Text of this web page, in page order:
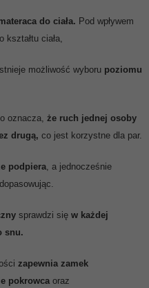
do ciała. Pod wpływem
ciała,
możliwość wyboru poziomu
oznacza, że ruch jednej osoby
drugą, co jest korzystne dla par.
podpiera , a jednocześnie
sprawdzi się w każdej
snu.
zapewnia zamek
pokrowca oraz